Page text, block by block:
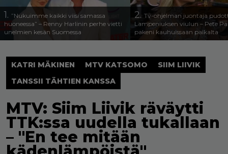
1. ”Nukuimme kaikki viisi samassa
huoneessa” – Renny Harlinin perhe vietti
unelmien kesän Suomessa
2. Tv-ohjelman juontaja
Lampeniuksen viulun – Pete
pakeni kauhuissaan paikalta
KATRI MÄKINEN MTV KATSOMO
SIIM LIIVIK
TANSSII TÄHTIEN KANSSA
MTV: Siim Liivik räväytti
TTK:ssa uudella tukallaan
– "En tee mitään